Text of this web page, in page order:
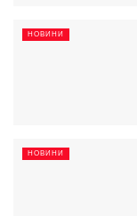
НОВИНИ
НОВИНИ